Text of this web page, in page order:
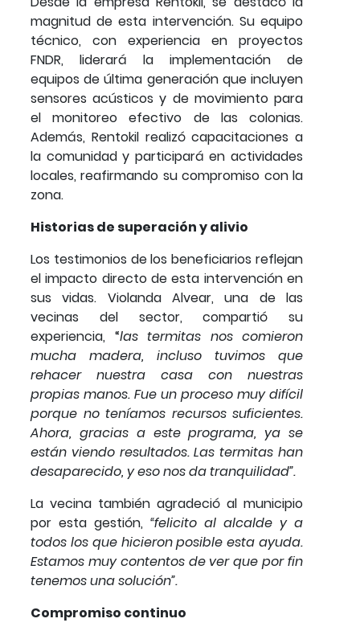
magnitud de esta intervención. Su equipo
técnico, con experiencia en proyectos
FNDR, liderará la implementación de
equipos de última generación que incluyen
sensores acústicos y de movimiento para
el monitoreo efectivo de las colonias.
Además, Rentokil realizó capacitaciones a
la comunidad y participará en actividades
locales, reafirmando su compromiso con la
zona.
Historias de superación y alivio
Los testimonios de los beneficiarios reflejan
el impacto directo de esta intervención en
sus vidas. Violanda Alvear, una de las
vecinas del sector, compartió su
experiencia, “las termitas nos comieron
mucha madera, incluso tuvimos que
rehacer nuestra casa con nuestras
propias manos. Fue un proceso muy difícil
porque no teníamos recursos suficientes.
Ahora, gracias a este programa, ya se
están viendo resultados. Las termitas han
desaparecido, y eso nos da tranquilidad”.
La vecina también agradeció al municipio
por esta gestión, “felicito al alcalde y a
todos los que hicieron posible esta ayuda.
Estamos muy contentos de ver que por fin
tenemos una solución”.
Compromiso continuo